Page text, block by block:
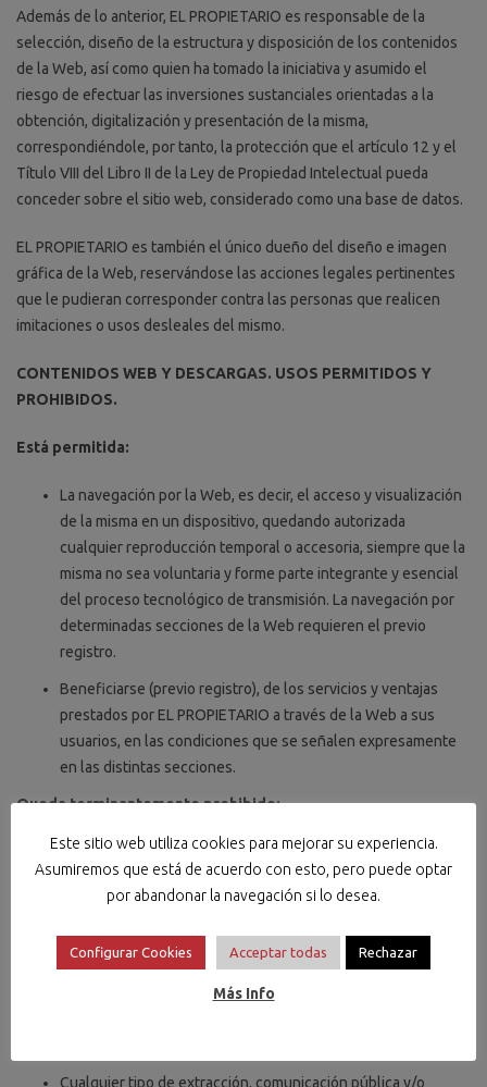
Además de lo anterior, EL PROPIETARIO es responsable de la
selección, diseño de la estructura y disposición de los contenidos
de la Web, así como quien ha tomado la iniciativa y asumido el
riesgo de efectuar las inversiones sustanciales orientadas a la
obtención, digitalización y presentación de la misma,
correspondiéndole, por tanto, la protección que el artículo 12 y el
Título VIII del Libro II de la Ley de Propiedad Intelectual pueda
conceder sobre el sitio web, considerado como una base de datos.
EL PROPIETARIO es también el único dueño del diseño e imagen
gráfica de la Web, reservándose las acciones legales pertinentes
que le pudieran corresponder contra las personas que realicen
imitaciones o usos desleales del mismo.
CONTENIDOS WEB Y DESCARGAS. USOS PERMITIDOS Y
PROHIBIDOS.
Está permitida:
La navegación por la Web, es decir, el acceso y visualización
de la misma en un dispositivo, quedando autorizada
cualquier reproducción temporal o accesoria, siempre que la
misma no sea voluntaria y forme parte integrante y esencial
del proceso tecnológico de transmisión. La navegación por
determinadas secciones de la Web requieren el previo
registro.
Beneficiarse (previo registro), de los servicios y ventajas
prestados por EL PROPIETARIO a través de la Web a sus
usuarios, en las condiciones que se señalen expresamente
en las distintas secciones.
Queda terminantemente prohibido:
Cualesquiera operaciones respecto de la Web, sus
contenidos, los productos descargados y las copias de todos
ellos que sean contrarias a la Ley, las buenas costumbres y
Cualquier utilización fuera del ámbito personal y privado,
especialmente aquellas que tengan fines comerciales o
Cualquier tipo de extracción, comunicación pública y/o
Este sitio web utiliza cookies para mejorar su experiencia.
Asumiremos que está de acuerdo con esto, pero puede optar
por abandonar la navegación si lo desea.
Configurar Cookies Acceptar todas Rechazar
Más Info